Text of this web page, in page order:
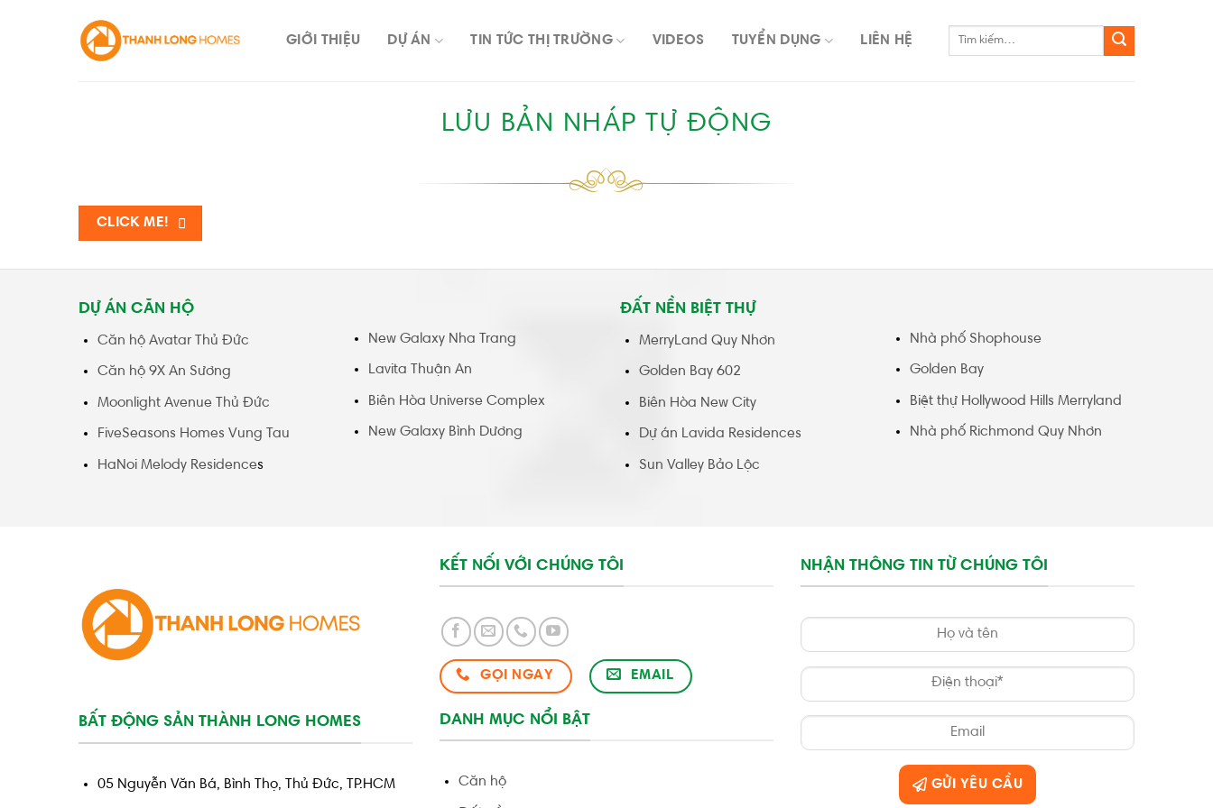
GIỚI THIỆU DỰ ÁN TIN TỨC THỊ TRƯỜNG VIDEOS TUYỂN DỤNG LIÊN HỆ
LƯU BẢN NHÁP TỰ ĐỘNG
CLICK ME!
DỰ ÁN CĂN HỘ
Căn hộ Avatar Thủ Đức
Căn hộ 9X An Sương
Moonlight Avenue Thủ Đức
FiveSeasons Homes Vung Tau
HaNoi Melody Residences
New Galaxy Nha Trang
Lavita Thuận An
Biên Hòa Universe Complex
New Galaxy Bình Dương
ĐẤT NỀN BIỆT THỰ
MerryLand Quy Nhơn
Golden Bay 602
Biên Hòa New City
Dự án Lavida Residences
Sun Valley Bảo Lộc
Nhà phố Shophouse
Golden Bay
Biệt thự Hollywood Hills Merryland
Nhà phố Richmond Quy Nhơn
BẤT ĐỘNG SẢN THÀNH LONG HOMES
05 Nguyễn Văn Bá, Bình Thọ, Thủ Đức, TP.HCM
KẾT NỐI VỚI CHÚNG TÔI
GỌI NGAY EMAIL
DANH MỤC NỔI BẬT
Căn hộ
NHẬN THÔNG TIN TỪ CHÚNG TÔI
GỬI YÊU CẦU